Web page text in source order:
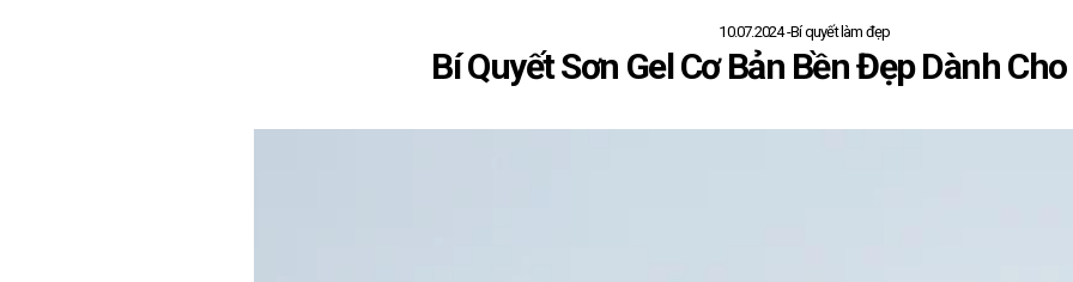
10.07.2024 Bí quyết làm đẹp
Bí Quyết Sơn Gel Cơ Bản Bền Đẹp Dành